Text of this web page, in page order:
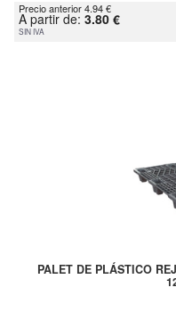
Precio anterior 4.94 €
A partir de: 3.80 €
SIN IVA
PALET DE PLÁSTICO